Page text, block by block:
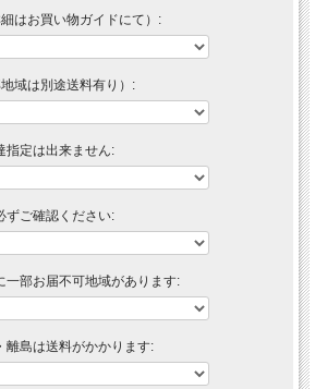
方は送料がかかりますので"■送料について（一部地域
かった場合でも、送料を加算させていただきます。
はお買い物ガイドにて）:
域は別途送料有り）:
指定は出来ません:
ずご確認ください:
一部お届不可地域があります:
離島は送料がかかります: